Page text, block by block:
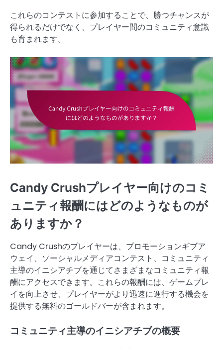
これらのコンテストに参加することで、勝つチャンスが
得られるだけでなく、プレイヤー間のコミュニティ意識
も育まれます。
Candy Crushプレイヤー向けのコミ
ュニティ報酬にはどのようなものが
ありますか？
Candy Crushのプレイヤーは、プロモーションギブア
ウェイ、ソーシャルメディアコンテスト、コミュニティ
主導のイニシアチブを通じてさまざまなコミュニティ報
酬にアクセスできます。これらの報酬には、ゲームプレ
イを向上させ、プレイヤーがより迅速に進行する機会を
提供する無料のゴールドバーが含まれます。
コミュニティ主導のイニシアチブの概要